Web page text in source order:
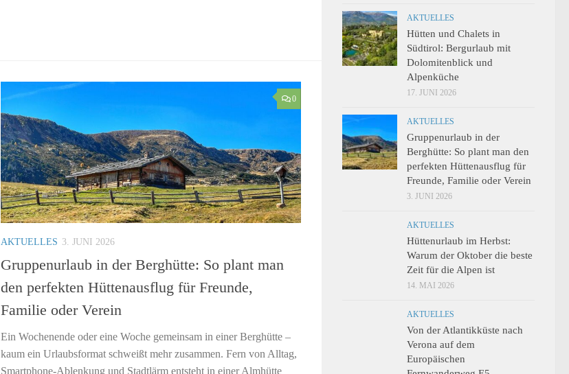
0
AKTUELLES 3. JUNI 2026
Gruppenurlaub in der Berghütte: So plant man
den perfekten Hüttenausflug für Freunde,
Familie oder Verein
Ein Wochenende oder eine Woche gemeinsam in einer Berghütte –
kaum ein Urlaubsformat schweißt mehr zusammen. Fern von Alltag,
Smartphone-Ablenkung und Stadtlärm entsteht in einer Almhütte
AKTUELLES
Hütten und Chalets in
Südtirol: Bergurlaub mit
Dolomitenblick und
Alpenküche
17. JUNI 2026
AKTUELLES
Gruppenurlaub in der
Berghütte: So plant man den
perfekten Hüttenausflug für
Freunde, Familie oder Verein
3. JUNI 2026
AKTUELLES
Hüttenurlaub im Herbst:
Warum der Oktober die beste
Zeit für die Alpen ist
14. MAI 2026
AKTUELLES
Von der Atlantikküste nach
Verona auf dem
Europäischen